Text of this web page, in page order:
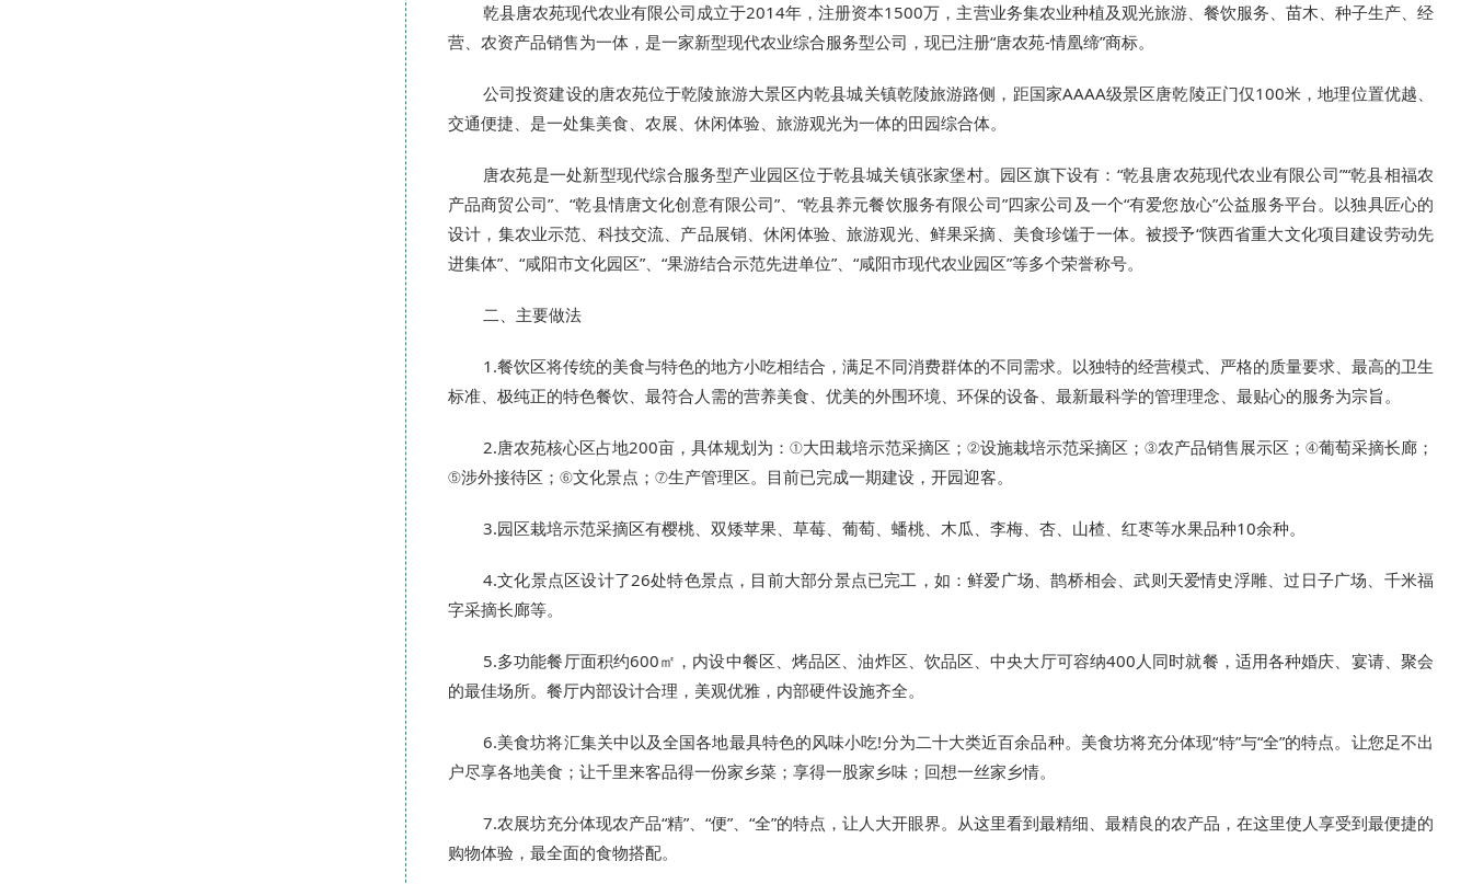
乾县唐农苑现代农业有限公司成立于2014年，注册资本1500万，主营业务集农业种植及观光旅游、餐饮服务、苗木、种子生产、经
营、农资产品销售为一体，是一家新型现代农业综合服务型公司，现已注册“唐农苑-情凰缔”商标。
公司投资建设的唐农苑位于乾陵旅游大景区内乾县城关镇乾陵旅游路侧，距国家AAAA级景区唐乾陵正门仅100米，地理位置优越、
交通便捷、是一处集美食、农展、休闲体验、旅游观光为一体的田园综合体。
唐农苑是一处新型现代综合服务型产业园区位于乾县城关镇张家堡村。园区旗下设有：“乾县唐农苑现代农业有限公司”“乾县相福农
产品商贸公司”、“乾县情唐文化创意有限公司”、“乾县养元餐饮服务有限公司”四家公司及一个“有爱您放心”公益服务平台。以独具匠心的
设计，集农业示范、科技交流、产品展销、休闲体验、旅游观光、鲜果采摘、美食珍馐于一体。被授予“陕西省重大文化项目建设劳动先
进集体”、“咸阳市文化园区”、“果游结合示范先进单位”、“咸阳市现代农业园区”等多个荣誉称号。
二、主要做法
1.餐饮区将传统的美食与特色的地方小吃相结合，满足不同消费群体的不同需求。以独特的经营模式、严格的质量要求、最高的卫生
标准、极纯正的特色餐饮、最符合人需的营养美食、优美的外围环境、环保的设备、最新最科学的管理理念、最贴心的服务为宗旨。
2.唐农苑核心区占地200亩，具体规划为：①大田栽培示范采摘区；②设施栽培示范采摘区；③农产品销售展示区；④葡萄采摘长廊；
⑤涉外接待区；⑥文化景点；⑦生产管理区。目前已完成一期建设，开园迎客。
3.园区栽培示范采摘区有樱桃、双矮苹果、草莓、葡萄、蟠桃、木瓜、李梅、杏、山楂、红枣等水果品种10余种。
4.文化景点区设计了26处特色景点，目前大部分景点已完工，如：鲜爱广场、鹊桥相会、武则天爱情史浮雕、过日子广场、千米福
字采摘长廊等。
5.多功能餐厅面积约600㎡，内设中餐区、烤品区、油炸区、饮品区、中央大厅可容纳400人同时就餐，适用各种婚庆、宴请、聚会
的最佳场所。餐厅内部设计合理，美观优雅，内部硬件设施齐全。
6.美食坊将汇集关中以及全国各地最具特色的风味小吃!分为二十大类近百余品种。美食坊将充分体现“特”与“全”的特点。让您足不出
户尽享各地美食；让千里来客品得一份家乡菜；享得一股家乡味；回想一丝家乡情。
7.农展坊充分体现农产品“精”、“便”、“全”的特点，让人大开眼界。从这里看到最精细、最精良的农产品，在这里使人享受到最便捷的
购物体验，最全面的食物搭配。